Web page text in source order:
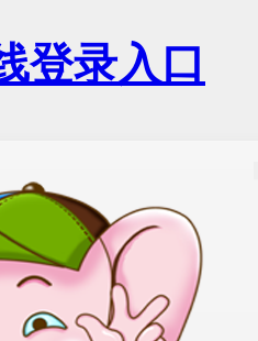
登录入口